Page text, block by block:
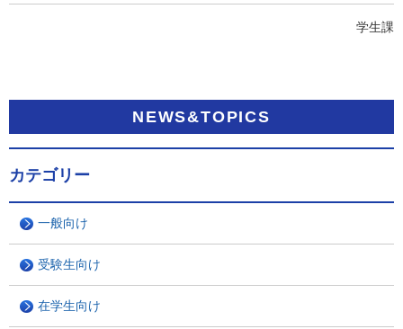
学生課
NEWS&TOPICS
カテゴリー
一般向け
受験生向け
在学生向け